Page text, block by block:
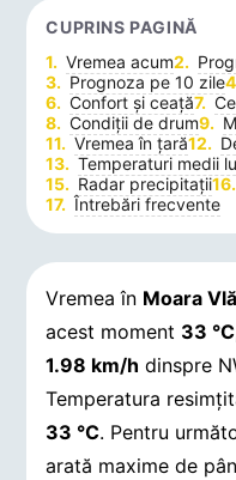
CUPRINS PAGINĂ
Vremea acum
Prognoza pe 10 zile
Confort și ceață
Condiții de drum
Vremea în țară
Temperaturi medii
Radar precipitații
Întrebări frecvente
Vremea în Moara
acest moment 33 °C
1.98 km/h dinspre
Temperatura
33 °C. Pentru
arată maxime de